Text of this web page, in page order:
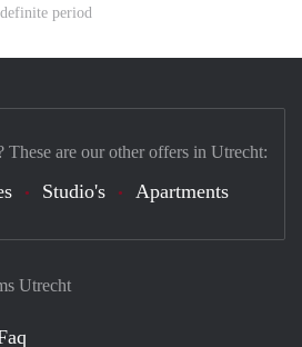
period
Utrecht
are our other offers in Utrecht:
Studio's Apartments